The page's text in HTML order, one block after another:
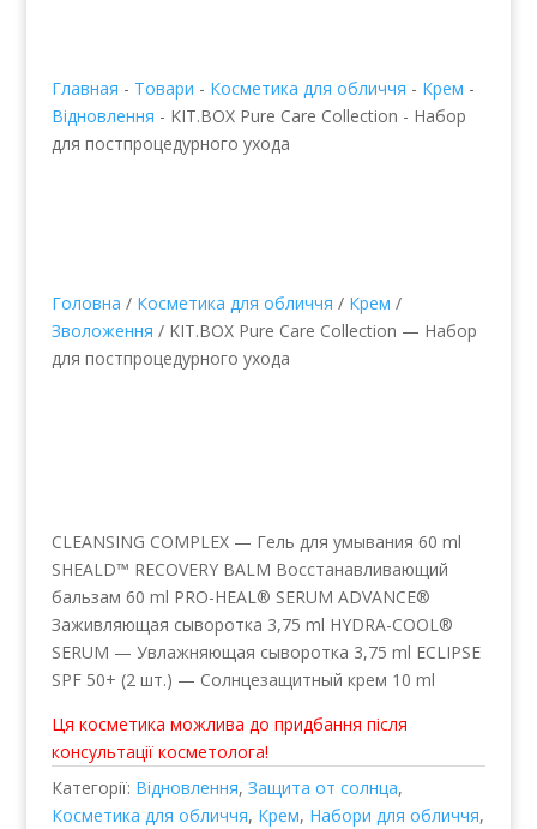
Главная - Товари - Косметика для обличчя - Крем -
Відновлення - KIT.BOX Pure Care Collection - Набор
для постпроцедурного ухода
Головна / Косметика для обличчя / Крем /
Зволоження / KIT.BOX Pure Care Collection — Набор
для постпроцедурного ухода
CLEANSING COMPLEX — Гель для умывания 60 ml
SHEALD™ RECOVERY BALM Восстанавливающий
бальзам 60 ml PRO-HEAL® SERUM ADVANCE®
Заживляющая сыворотка 3,75 ml HYDRA-COOL®
SERUM — Увлажняющая сыворотка 3,75 ml ECLIPSE
SPF 50+ (2 шт.) — Солнцезащитный крем 10 ml
Ця косметика можлива до придбання після
консультації косметолога!
Категорії: Відновлення, Защита от солнца,
Косметика для обличчя, Крем, Набори для обличчя,